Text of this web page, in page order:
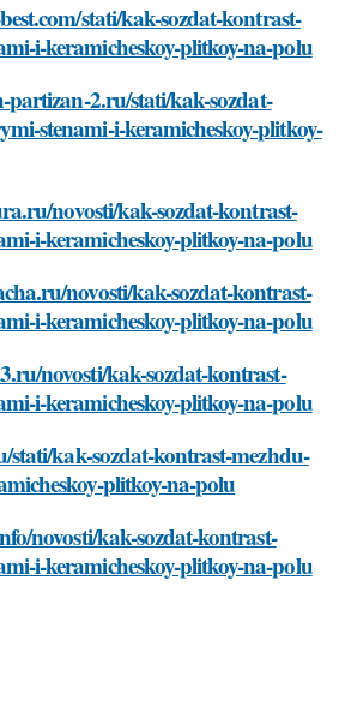
stati/kak-sozdat-kontrast-
i-keramicheskoy-plitkoy-na-polu
2.ru/stati/kak-sozdat-
stenami-i-keramicheskoy-plitkoy-
novosti/kak-sozdat-kontrast-
i-keramicheskoy-plitkoy-na-polu
novosti/kak-sozdat-kontrast-
i-keramicheskoy-plitkoy-na-polu
novosti/kak-sozdat-kontrast-
i-keramicheskoy-plitkoy-na-polu
kak-sozdat-kontrast-mezhdu-
plitkoy-na-polu
novosti/kak-sozdat-kontrast-
i-keramicheskoy-plitkoy-na-polu